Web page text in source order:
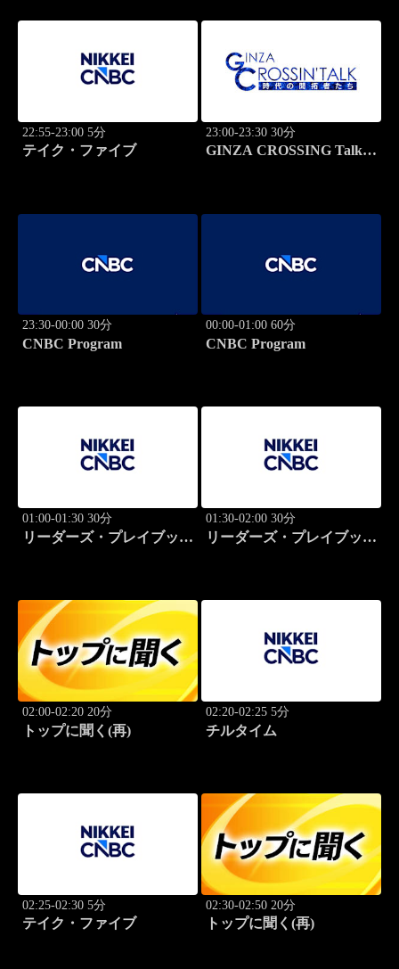
22:55-23:00 5分
テイク・ファイブ
23:00-23:30 30分
GINZA CROSSING Talk
23:30-00:00 30分
CNBC Program
00:00-01:00 60分
CNBC Program
01:00-01:30 30分
リーダーズ・プレイブック
01:30-02:00 30分
リーダーズ・プレイブック
02:00-02:20 20分
トップに聞く(再)
02:20-02:25 5分
チルタイム
02:25-02:30 5分
テイク・ファイブ
02:30-02:50 20分
トップに聞く(再)